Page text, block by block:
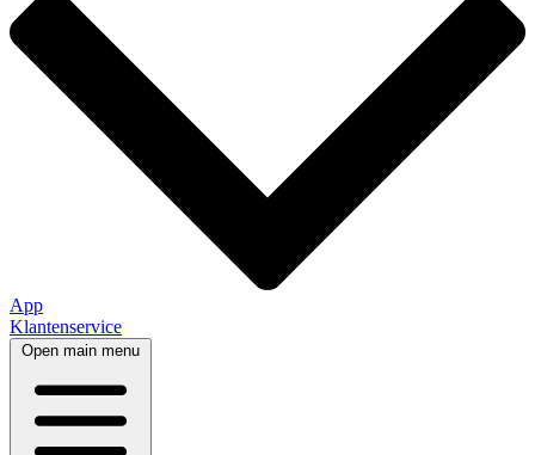
App
Klantenservice
Open main menu